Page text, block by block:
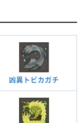
凶異トビカガチ